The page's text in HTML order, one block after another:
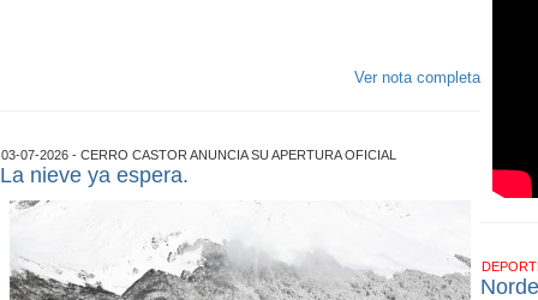
Ver nota completa
03-07-2026 - CERRO CASTOR ANUNCIA SU APERTURA OFICIAL
La nieve ya espera.